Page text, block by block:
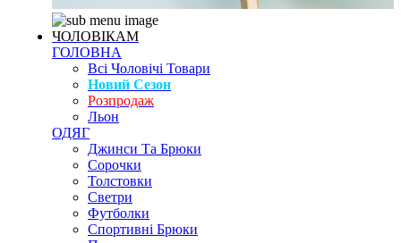
ЧОЛОВІКАМ
ГОЛОВНА
Всі Чоловічі Товари
Новий Сезон
Розпродаж
Льон
ОДЯГ
Джинси Та Брюки
Сорочки
Толстовки
Светри
Футболки
Спортивні Брюки